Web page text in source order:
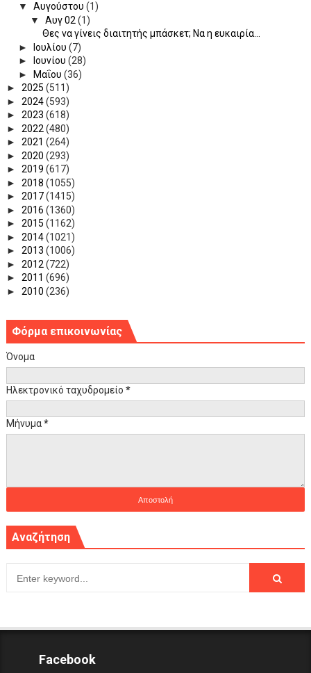
▼ Αυγούστου (1)
▼ Αυγ 02 (1)
Θες να γίνεις διαιτητής μπάσκετ; Να η ευκαιρία...
►
Ιουλίου (7)
►
Ιουνίου (28)
►
Μαΐου (36)
► 2025 (511)
► 2024(593)
► 2023 (618)
► 2022 (480)
► 2021 (264)
► 2020 (293)
► 2019 (617)
► 2018 (1055)
► 2017(1415)
► 2016 (1360)
► 2015 (1162)
► 2014(1021)
► 2013 (1006)
► 2012 (722)
► 2011 (696)
► 2010 (236)
Φόρμα επικοινωνίας
Όνομα
Ηλεκτρονικό ταχυδρομείο *
Μήνυμα*
Αναζήτηση
Facebook